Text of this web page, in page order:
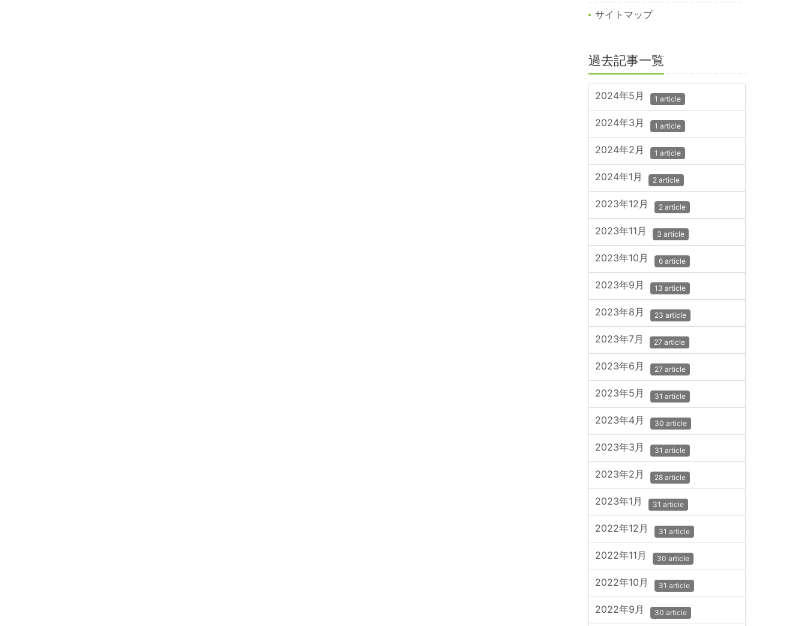
サイトマップ
過去記事一覧
2024年5月 1 article
2024年3月 1 article
2024年2月 1 article
2024年1月 2 article
2023年12月 2 article
2023年11月 3 article
2023年10月 6 article
2023年9月 13 article
2023年8月 23 article
2023年7月 27 article
2023年6月 27 article
2023年5月 31 article
2023年4月 30 article
2023年3月 31 article
2023年2月 28 article
2023年1月 31 article
2022年12月 31 article
2022年11月 30 article
2022年10月 31 article
2022年9月 30 article